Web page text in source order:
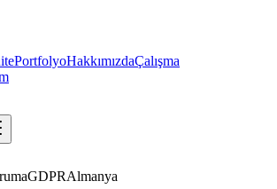
PortfolyoHakkımızdaÇalışma
GDPRAlmanya